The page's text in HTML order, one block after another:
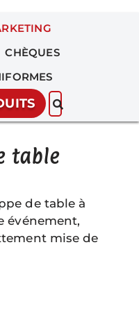
CHÈQUES
table
de table à
événement,
mise de